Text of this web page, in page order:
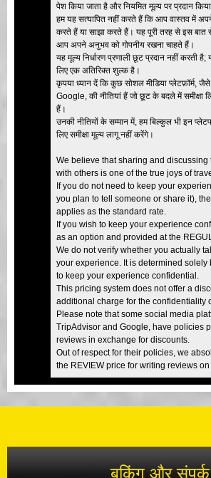
पेश किया जाता है और नियमित मूल्य पर प्रदान
हम यह सत्यापित नहीं करते हैं कि आप वास्तव में
करते हैं या साझा करते हैं। यह पूरी तरह से इस बात से
आप अपने अनुभव को गोपनीय रखना चाहते हैं।
यह मूल्य निर्धारण प्रणाली छूट प्रदान नहीं करती
लिए एक अतिरिक्त शुल्क है।
कृपया ध्यान दें कि कुछ सोशल मीडिया प्लेटफ़ॉर्म,
Google, की नीतियां हैं जो छूट के बदले में समीक्षा
हैं।
उनकी नीतियों के सम्मान में, हम बिल्कुल भी इन
लिए समीक्षा मूल्य लागू नहीं करेंगे।
We believe that sharing and
with others is one of the true joys of
If you do not need to keep your
you plan to tell someone or share it),
applies as the standard rate.
If you wish to keep your experience
as an option and provided at the
We do not verify whether you actually
your experience. It is determined solely
to keep your experience confidential.
This pricing system does not offer a
additional charge for the confidentiality
Please note that some social media
TripAdvisor and Google, have policies
reviews in exchange for discounts.
Out of respect for their policies, we
the REVIEW price for writing reviews on
बुकिंग और संपर्क